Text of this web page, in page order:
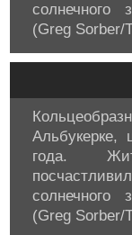
солнечного
(Greg Sorber/
года.
солнечного
(Greg Sorber/